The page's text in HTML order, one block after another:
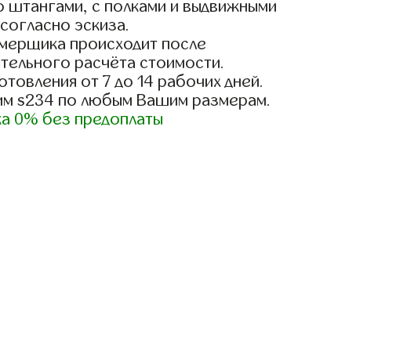
штангами, с полками и выдвижными
эскиза.
происходит после
расчёта стоимости.
от 7 до 14 рабочих дней.
s234 по любым Вашим размерам.
0% без предоплаты